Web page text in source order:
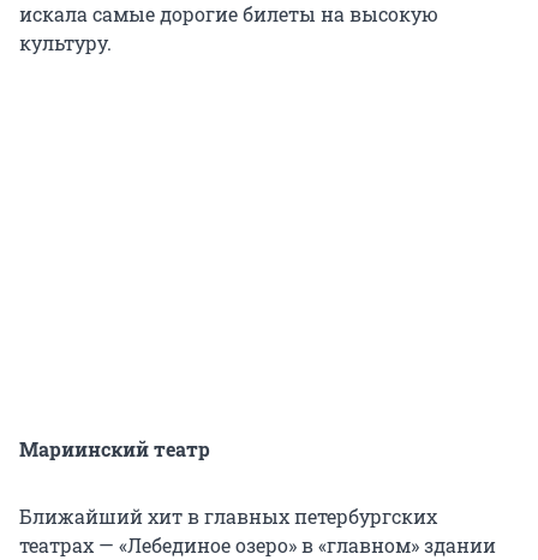
искала самые дорогие билеты на высокую
культуру.
Мариинский театр
Ближайший хит в главных петербургских
театрах — «Лебединое озеро» в «главном» здании